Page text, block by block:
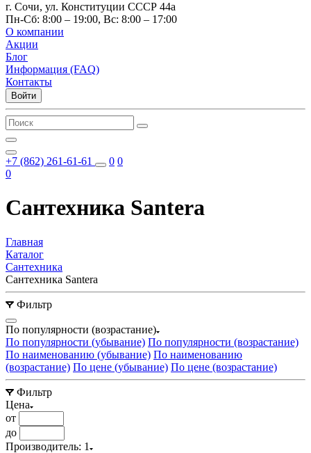
г. Сочи, ул. Конституции СССР 44а
Пн-Сб: 8:00 – 19:00, Вс: 8:00 – 17:00
О компании
Акции
Блог
Информация (FAQ)
Контакты
Войти
+7 (862) 261-61-61 0 0
0
Сантехника Santera
Главная
Каталог
Сантехника
Сантехника Santera
Фильтр
По популярности (возрастание)
По популярности (убывание) По популярности (возрастание)
По наименованию (убывание) По наименованию
(возрастание) По цене (убывание) По цене (возрастание)
Фильтр
Цена
от
до
Производитель: 1